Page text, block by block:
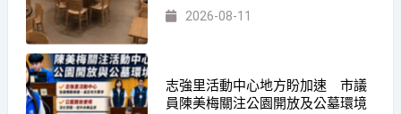
2026-08-11
志強里活動中心地方盼加速 市議
員陳美梅關注公園開放及公墓環境